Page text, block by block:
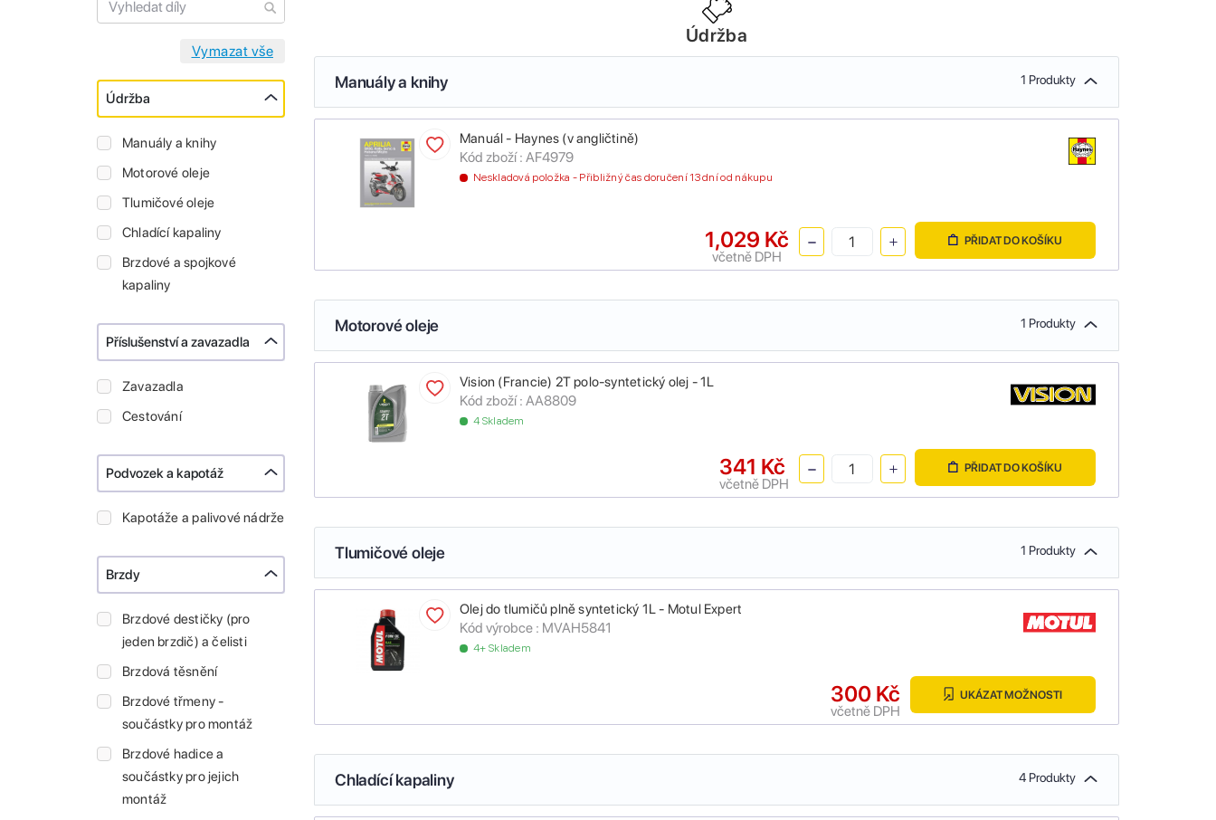
Údržba
Manuály a knihy
Motorové oleje
Tlumičové oleje
Chladící kapaliny
Brzdové a spojkové
kapaliny
Příslušenství a zavazadla
Zavazadla
Cestování
Podvozek a kapotáž
Kapotáže a palivové nádrže
Brzdy
Brzdové destičky (pro
jeden brzdič) a čelisti
Brzdová těsnění
Brzdové třmeny -
součástky pro montáž
Brzdové hadice a
součástky pro jejich
montáž
Údržba
Manuály a knihy 1 Produkty
Manuál - Haynes (v angličtině)
Kód zboží : AF4979
Neskladová položka - Přibližný čas doručení 13 dní od nákupu
1,029 Kč
včetně DPH
PŘIDAT DO KOŠÍKU
Motorové oleje 1 Produkty
Vision (Francie) 2T polo-syntetický olej - 1L
Kód zboží : AA8809
4 Skladem
341 Kč
včetně DPH
PŘIDAT DO KOŠÍKU
Tlumičové oleje 1 Produkty
Olej do tlumičů plně syntetický 1L - Motul Expert
Kód výrobce : MVAH5841
4+ Skladem
300 Kč
včetně DPH
UKÁZAT MOŽNOSTI
Chladící kapaliny 4 Produkty